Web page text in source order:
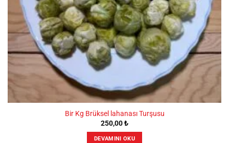
Bir Kg Brüksel lahanası Turşusu
250,00₺
DEVAMINI OKU